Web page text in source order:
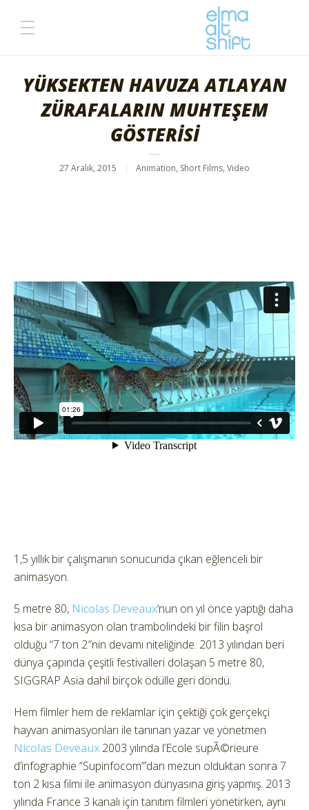
YÜKSEKTEN HAVUZA ATLAYAN
ZÜRAFALARIN MUHTEŞEM
GÖSTERİSİ
27 Aralık, 2015 Animation, Short Films, Video
1,5 yıllık bir çalışmanın sonucunda çıkan eğlenceli bir
animasyon.
5 metre 80, Nicolas Deveaux‘nun on yıl önce yaptığı daha
kısa bir animasyon olan trambolindeki bir filin başrol
olduğu “7 ton 2″nin devamı niteliğinde. 2013 yılından beri
dünya çapında çeşitli festivalleri dolaşan 5 metre 80,
SIGGRAP Asia dahil birçok ödülle geri döndü.
Hem filmler hem de reklamlar için çektiği çok gerçekçi
hayvan animasyonları ile tanınan yazar ve yönetmen
Nicolas Deveaux 2003 yılında l’Ecole supÃ©rieure
d’infographie “Supinfocom”’dan mezun olduktan sonra 7
ton 2 kısa filmi ile animasyon dünyasına giriş yapmış. 2013
yılında France 3 kanalı için tanıtım filmleri yönetirken, aynı